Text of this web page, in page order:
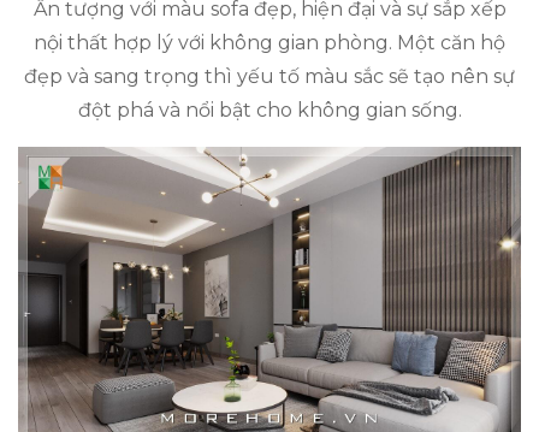
Ấn tượng với màu sofa đẹp, hiện đại và sự sắp xếp
nội thất hợp lý với không gian phòng. Một căn hộ
đẹp và sang trọng thì yếu tố màu sắc sẽ tạo nên sự
đột phá và nổi bật cho không gian sống.